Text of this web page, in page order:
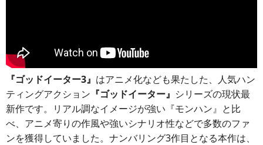
『ゴッドイーター3』 はアニメ化なども果たした、人気ハン
ティングアクション 『ゴッドイーター』 シリーズの現状最
新作です。リアル調なイメージが強い『モンハン』と比
べ、アニメ寄りの作風や強いシナリオ性などで多数のファ
ンを獲得していました。ナンバリング3作目となる本作は、